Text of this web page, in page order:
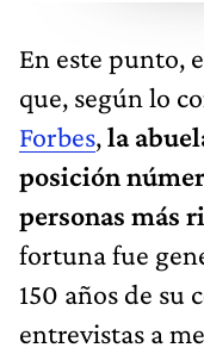
En este punto,
que, según lo
Forbes,la
posición
personas más
fortuna fue
150 años de su
entrevistas a